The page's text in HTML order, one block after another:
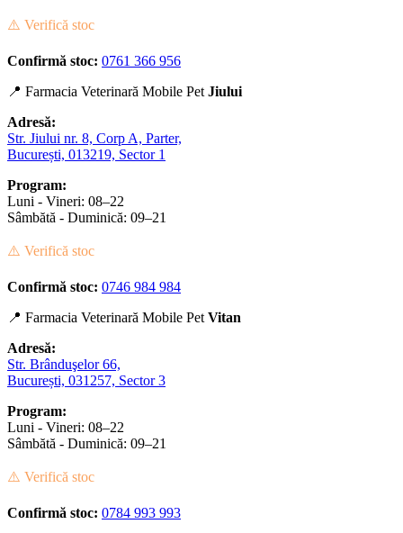
⚠️ Verifică stoc
Confirmă stoc: 0761 366 956
📍 Farmacia Veterinară Mobile Pet Jiului
Adresă:
Str. Jiului nr. 8, Corp A, Parter,
București, 013219, Sector 1
Program:
Luni - Vineri: 08–22
Sâmbătă - Duminică: 09–21
⚠️ Verifică stoc
Confirmă stoc: 0746 984 984
📍 Farmacia Veterinară Mobile Pet Vitan
Adresă:
Str. Brânduşelor 66,
București, 031257, Sector 3
Program:
Luni - Vineri: 08–22
Sâmbătă - Duminică: 09–21
⚠️ Verifică stoc
Confirmă stoc: 0784 993 993